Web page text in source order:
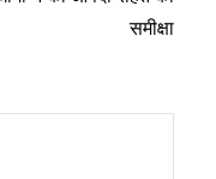
समीक्षा